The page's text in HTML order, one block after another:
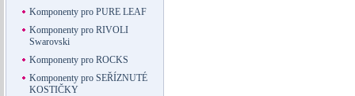
Komponenty pro PURE LEAF
Komponenty pro RIVOLI
Swarovski
Komponenty pro ROCKS
Komponenty pro SEŘÍZNUTÉ
KOSTIČKY